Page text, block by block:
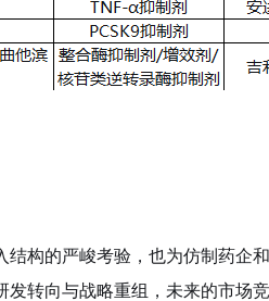
构的严峻考验，也为仿制药企
转向与战略重组，未来的市场